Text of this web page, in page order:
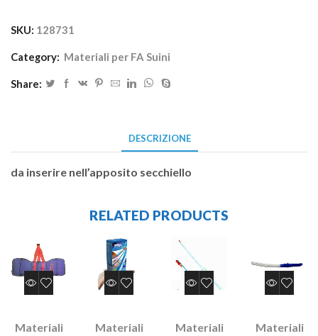
SKU: 128731
Category: Materiali per FA Suini
Share:
DESCRIZIONE
da inserire nell’apposito secchiello
RELATED PRODUCTS
Materiali
Materiali
Materiali
Materiali